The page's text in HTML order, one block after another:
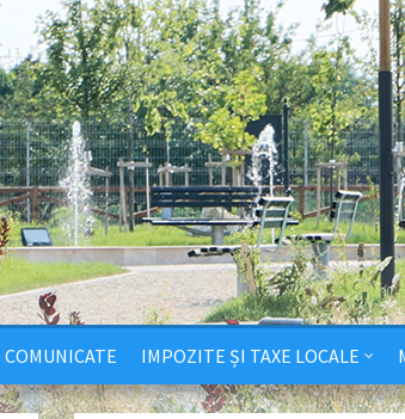
COMUNICATE IMPOZITE ȘI TAXE LOCALE